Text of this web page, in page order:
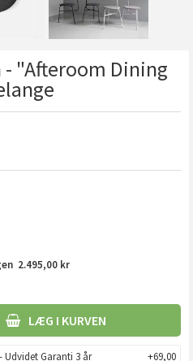
- "Afteroom Dining
2.495,00 kr
LÆG I KURVEN
Udvidet Garanti 3 år +69,00